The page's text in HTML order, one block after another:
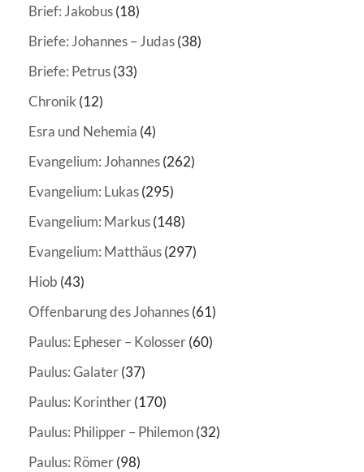
Brief: Jakobus(18)
Briefe: Johannes – Judas(38)
Briefe: Petrus(33)
Chronik(12)
Esra und Nehemia (4)
Evangelium: Johannes(262)
Evangelium: Lukas(295)
Evangelium: Markus(148)
Evangelium: Matthäus(297)
Hiob (43)
Offenbarung des Johannes(61)
Paulus: Epheser – Kolosser(60)
Paulus: Galater(37)
Paulus: Korinther(170)
Paulus: Philipper – Philemon(32)
Paulus: Römer(98)